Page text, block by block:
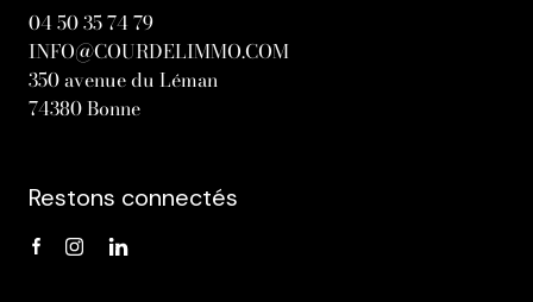
04 50 35 74 79
INFO@COURDELIMMO.COM
350 avenue du Léman
74380 Bonne
Restons connectés